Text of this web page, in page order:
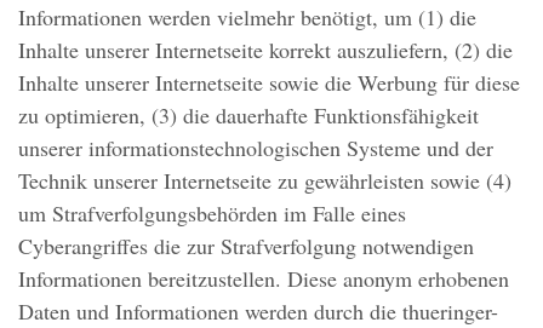
Informationen werden vielmehr benötigt, um (1) die
Inhalte unserer Internetseite korrekt auszuliefern, (2) die
Inhalte unserer Internetseite sowie die Werbung für diese
zu optimieren, (3) die dauerhafte Funktionsfähigkeit
unserer informationstechnologischen Systeme und der
Technik unserer Internetseite zu gewährleisten sowie (4)
um Strafverfolgungsbehörden im Falle eines
Cyberangriffes die zur Strafverfolgung notwendigen
Informationen bereitzustellen. Diese anonym erhobenen
Daten und Informationen werden durch die thueringer-